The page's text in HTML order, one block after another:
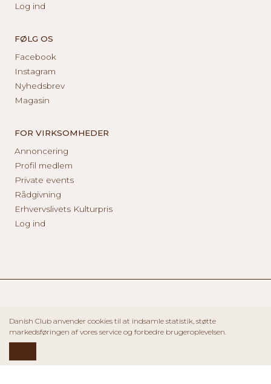
Log ind
FØLG OS
Facebook
Instagram
Nyhedsbrev
Magasin
FOR VIRKSOMHEDER
Annoncering
Profil medlem
Private events
Rådgivning
Erhvervslivets Kulturpris
Log ind
Danish Club anvender cookies til at indsamle statistik, støtte
markedsføringen af vores service og forbedre brugeroplevelsen.